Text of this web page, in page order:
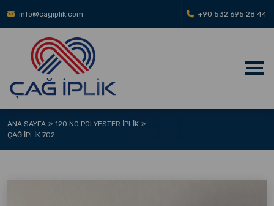
info@cagiplik.com +90 532 695 28 44
ANA SAYFA
120 NO POLYESTER İPLIK
ÇAĞ İPLIK 702